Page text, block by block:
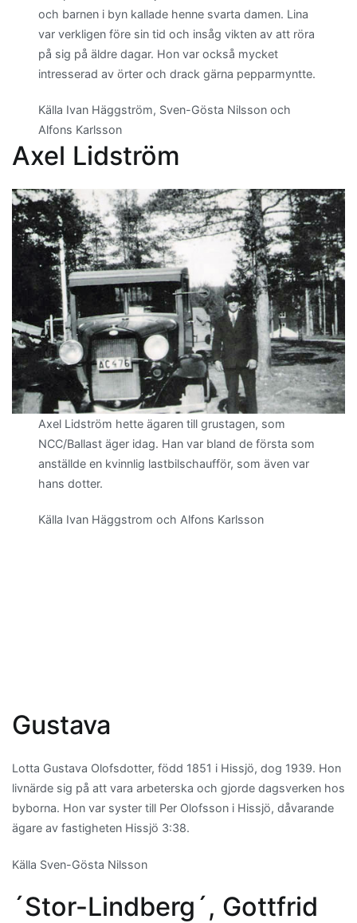
och barnen i byn kallade henne svarta damen. Lina
var verkligen före sin tid och insåg vikten av att röra
på sig på äldre dagar. Hon var också mycket
intresserad av örter och drack gärna pepparmyntte.
Källa Ivan Häggström, Sven-Gösta Nilsson och
Alfons Karlsson
Axel Lidström
Axel Lidström hette ägaren till grustagen, som
NCC/Ballast äger idag. Han var bland de första som
anställde en kvinnlig lastbilschaufför, som även var
hans dotter.
Källa Ivan Häggstrom och Alfons Karlsson
Gustava
Lotta Gustava Olofsdotter, född 1851 i Hissjö, dog 1939. Hon
livnärde sig på att vara arbeterska och gjorde dagsverken hos
byborna. Hon var syster till Per Olofsson i Hissjö, dåvarande
ägare av fastigheten Hissjö 3:38.
Källa Sven-Gösta Nilsson
´Stor-Lindberg´, Gottfrid